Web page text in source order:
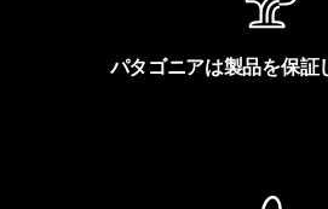
パタゴニアは製品を保証